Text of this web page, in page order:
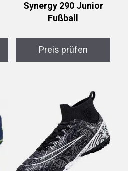
Synergy 290 Junior
Fußball
Preis prüfen